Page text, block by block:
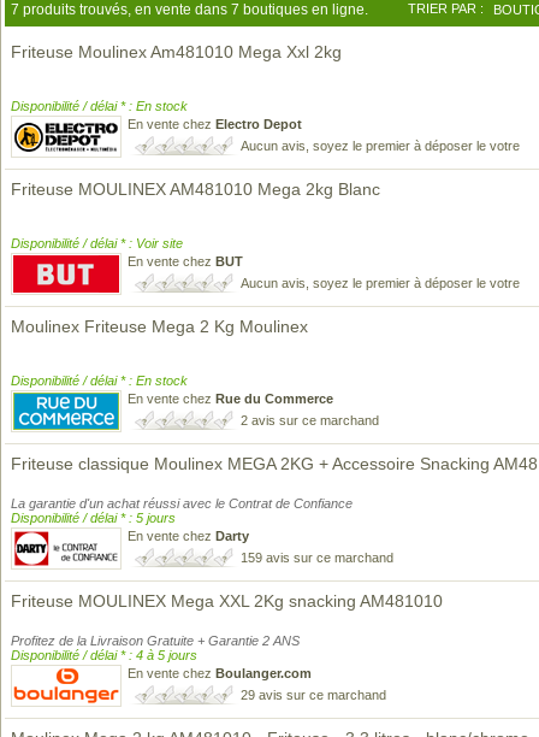
7 produits trouvés, en vente dans 7 boutiques en ligne. TRIER PAR :
Friteuse Moulinex Am481010 Mega Xxl 2kg
Disponibilité / délai * : En stock
En vente chez Electro Depot
Aucun avis, soyez le premier à déposer le votre
Friteuse MOULINEX AM481010 Mega 2kg Blanc
Disponibilité / délai * : Voir site
En vente chez BUT
Aucun avis, soyez le premier à déposer le votre
Moulinex Friteuse Mega 2 Kg Moulinex
Disponibilité / délai * : En stock
En vente chez Rue du Commerce
2 avis sur ce marchand
Friteuse classique Moulinex MEGA 2KG + Accessoire Snacking
La garantie d'un achat réussi avec le Contrat de Confiance
Disponibilité / délai * : 5 jours
En vente chez Darty
159 avis sur ce marchand
Friteuse MOULINEX Mega XXL 2Kg snacking AM481010
Profitez de la Livraison Gratuite + Garantie 2 ANS
Disponibilité / délai * : 4 à 5 jours
En vente chez Boulanger.com
29 avis sur ce marchand